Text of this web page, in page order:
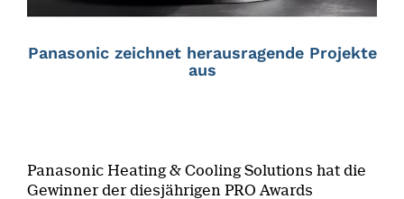
Panasonic zeichnet herausragende Projekte
aus
Panasonic Heating & Cooling Solutions hat die
Gewinner der diesjährigen PRO Awards